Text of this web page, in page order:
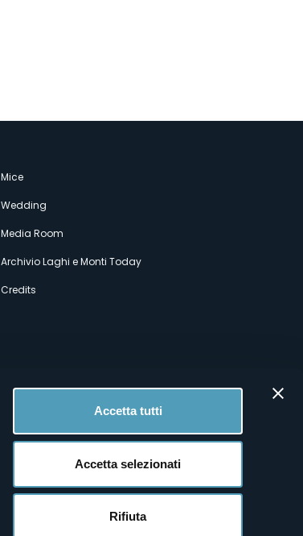
Accetta tutti
Accetta selezionati
Rifiuta
Mice
Wedding
Media Room
Archivio Laghi e Monti Today
Credits